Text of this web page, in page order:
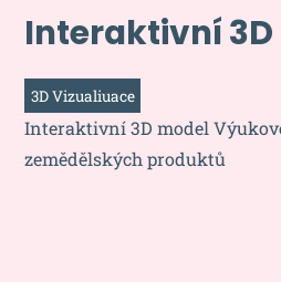
Interaktivní
3D Vizualiuace
Interaktivní 3D model
zemědělských produktů